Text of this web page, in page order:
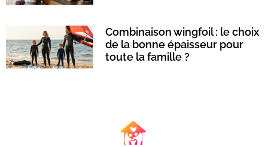
Combinaison wingfoil : le choix
de la bonne épaisseur pour
toute la famille ?